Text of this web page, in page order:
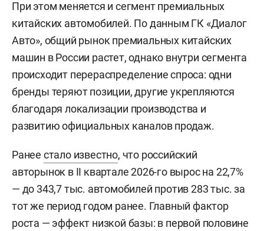
При этом меняется и сегмент премиальных
китайских автомобилей. По данным ГК «Диалог
Авто», общий рынок премиальных китайских
машин в России растет, однако внутри сегмента
происходит перераспределение спроса: одни
бренды теряют позиции, другие укрепляются
благодаря локализации производства и
развитию официальных каналов продаж.
Ранее стало известно, что российский
авторынок в II квартале 2026-го вырос на 22,7%
— до 343,7 тыс. автомобилей против 283 тыс. за
тот же период годом ранее. Главный фактор
роста — эффект низкой базы: в первой половине